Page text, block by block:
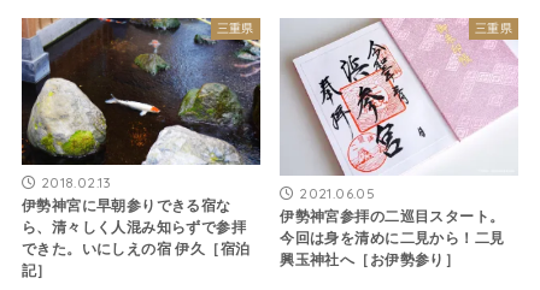
三重県
2018.02.13
伊勢神宮に早朝参りできる宿な
ら、清々しく人混み知らずで参拝
できた。いにしえの宿 伊久［宿泊
記］
三重県
2021.06.05
伊勢神宮参拝の二巡目スタート。
今回は身を清めに二見から！二見
興玉神社へ［お伊勢参り］